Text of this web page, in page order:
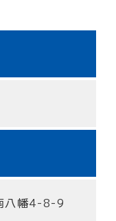
八幡4-8-9